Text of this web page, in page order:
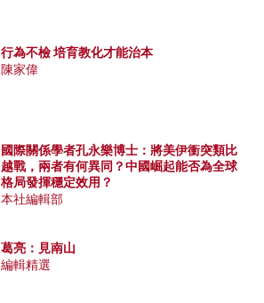
行為不檢 培育教化才能治本
陳家偉
國際關係學者孔永樂博士：將美伊衝突類比
越戰，兩者有何異同？中國崛起能否為全球
格局發揮穩定效用？
本社編輯部
葛亮：見南山
編輯精選